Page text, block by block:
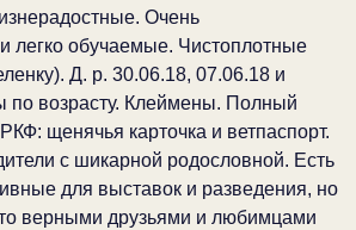
Очень
легко обучаемые. Чистоплотные
Д. р. 30.06.18, 07.06.18 и
по возрасту. Клеймены. Полный
щенячья карточка и ветпаспорт.
с шикарной родословной. Есть
для выставок и разведения, но
верными друзьями и любимцами